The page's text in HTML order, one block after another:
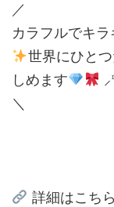
／
カラフルでキ
世界にひと
しめます
＼
詳細はこちら